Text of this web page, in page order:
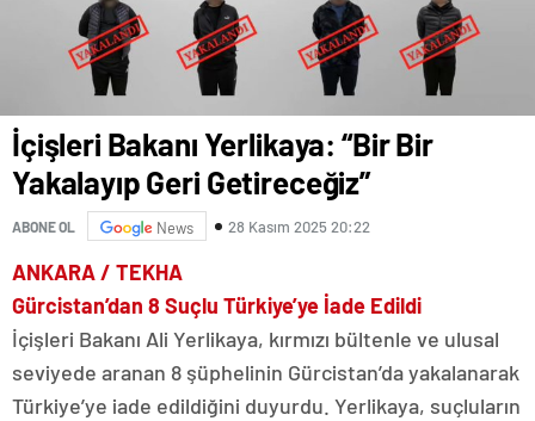
İçişleri Bakanı Yerlikaya: “Bir Bir
Yakalayıp Geri Getireceğiz”
ABONE OL News 28 Kasım 2025 20:22
ANKARA / TEKHA
Gürcistan’dan 8 Suçlu Türkiye’ye İade Edildi
İçişleri Bakanı Ali Yerlikaya, kırmızı bültenle ve ulusal
seviyede aranan 8 şüphelinin Gürcistan’da yakalanarak
Türkiye’ye iade edildiğini duyurdu. Yerlikaya, suçluların